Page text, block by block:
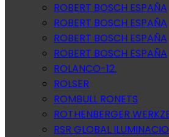
ROBERT BOSCH ESPAÑA
ROBERT BOSCH ESPAÑA
ROBERT BOSCH ESPAÑA
ROBERT BOSCH ESPAÑA
ROLANCO-12.
ROLSER
ROMBULL RONETS
ROTHENBERGER
RSR GLOBAL